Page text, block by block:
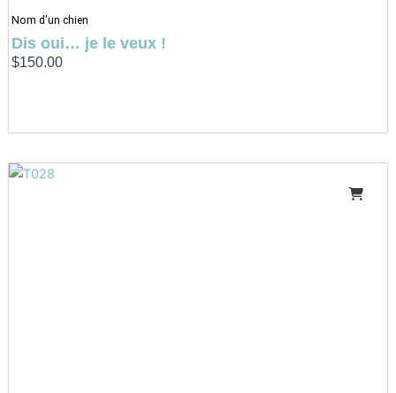
Nom d'un chien
Dis oui… je le veux !
$150.00